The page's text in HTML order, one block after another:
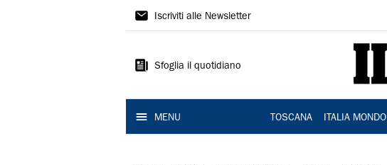
Il
Iscriviti alle Newsletter
Sfoglia il quotidiano
MENU TOSCANA ITALIA MONDO